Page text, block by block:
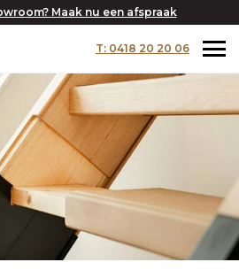
Maak nu een afspraak
T: 0418 20 20 06